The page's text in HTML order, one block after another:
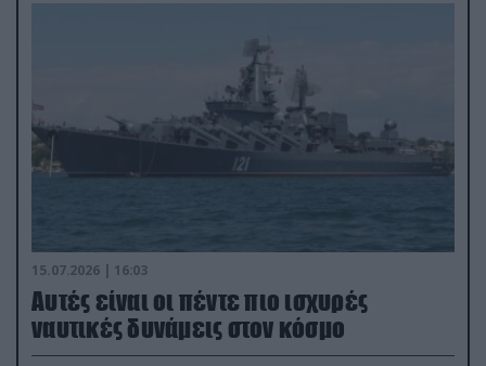
15.07.2026 | 16:03
Aυτές είναι οι πέντε πιο ισχυρές
ναυτικές δυνάμεις στον κόσμο